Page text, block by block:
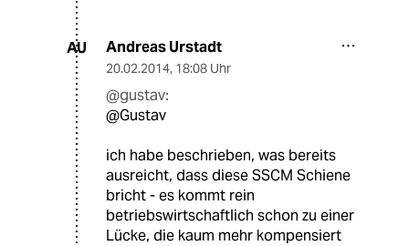
AU Andreas Urstadt
20.02.2014, 18:08 Uhr
@gustav:
@Gustav
ich habe beschrieben, was bereits
ausreicht, dass diese SSCM Schiene
bricht - es kommt rein
betriebswirtschaftlich schon zu einer
Lücke, die kaum mehr kompensiert